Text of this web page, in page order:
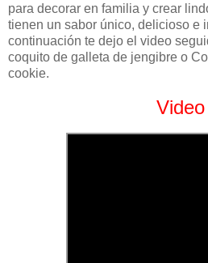
para decorar en familia y crear
tienen un sabor único, delicioso e
continuación te dejo el video
coquito de galleta de jengibre o
cookie.
Video